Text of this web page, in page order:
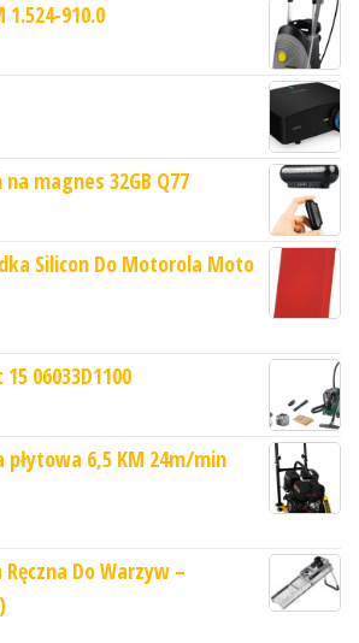
1.524-910.0
magnes 32GB Q77
Silicon Do Motorola Moto
06033D1100
płytowa 6,5 KM 24m/min
Do Warzyw –